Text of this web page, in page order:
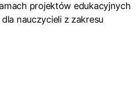
projektów edukacyjnych
nauczycieli z zakresu